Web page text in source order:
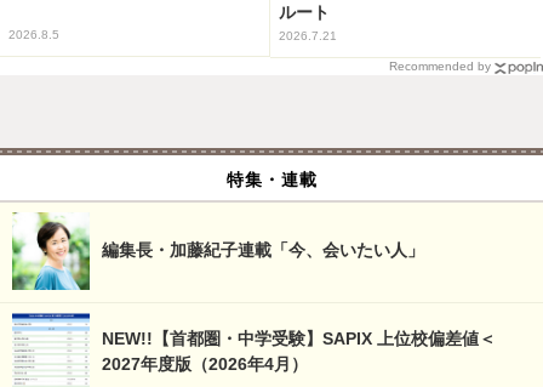
2026.8.5
ルート
2026.7.21
Recommended by
特集・連載
編集長・加藤紀子連載「今、会いたい人」
NEW!!【首都圏・中学受験】SAPIX 上位校偏差値＜
2027年度版（2026年4月）